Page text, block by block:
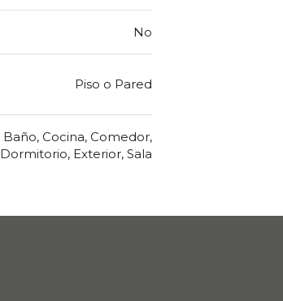
No
Piso o Pared
Baño, Cocina, Comedor,
Dormitorio, Exterior, Sala